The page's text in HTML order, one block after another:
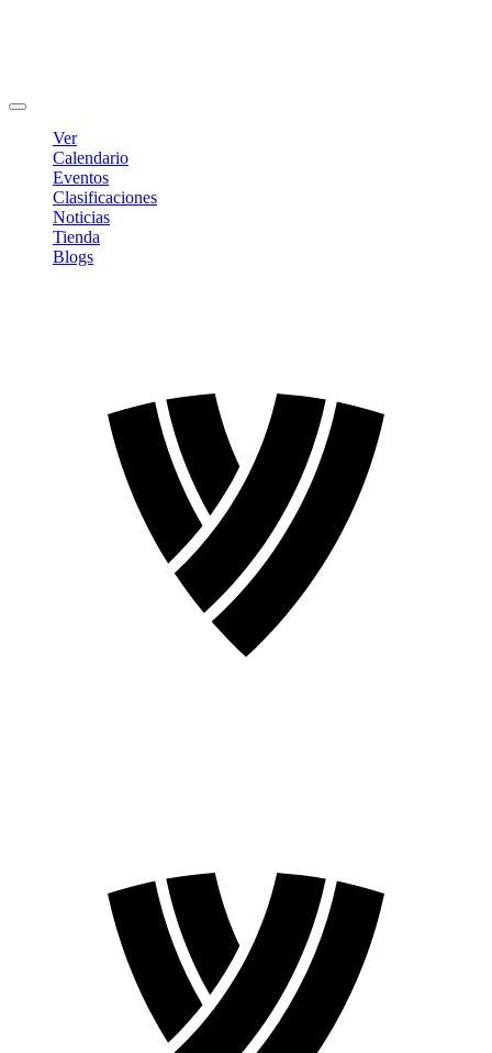
Ver
Calendario
Eventos
Clasificaciones
Noticias
Tienda
Blogs